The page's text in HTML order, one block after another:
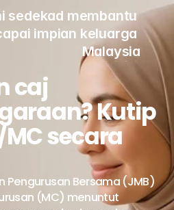
sedekad membantu
impian keluarga
Malaysia
caj
Kutip
secara
Pengurusan Bersama (JMB)
(MC) menuntut